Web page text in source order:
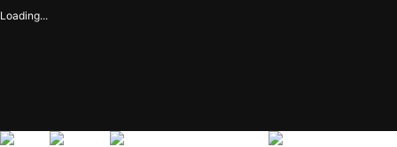
Loading...